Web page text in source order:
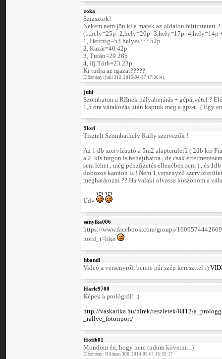
zoka
Sziasztok!
Nekem nem jön ki a matek az oldalon feltüntetett
(1.hely=25p- 2,hely=20p- 3,hely=17p- 4,hely=14p
1, Herczig=53 helyes??? 52p
2, Kazár=40 42p
3, Turán=29 28p
4, ifj.Tóth=23 23p
Ki tudja az igazat?????
Előzmény: juhi 312. 2015-04-27 17:06:41
juhi
Szombaton a RIInek pályabejárás + gépátvétel ?
1,5 óra várakozás után kaptuk meg a gps-t . ( Egy
5lori
Tisztelt Szombathely Rally szervezők !
Az 1 db szervízautó a 5m2 alapterületű ( 2db kis
a 2. kis furgon is behajthatna , de csak
sem lehet , még pénzfizetés ellenében sem ) , és
dobozos kamion is ! Nem 1 versenyző
meghatározni ?? Ha valaki olvassa köszönöm a
Üdv
sanyika006
https://www.facebook.com/groups/
notif_t=like
hbandi
Videó a versenyről, benne pár szép kereszttel :)
Harle9700
Képek a prológról! :)
http://vaskarika.hu/hirek/reszletek/8412/
_rallye_fotoriport/
Hofi601
Mondom én, hogy nem tudom követni. :)
Előzmény: Hillman 306. 2014-05-01 15:32:17